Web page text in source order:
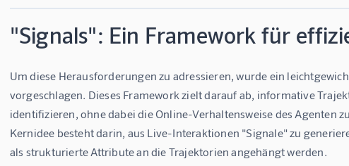
"Signals": Ein Framework für
Um diese Herausforderungen zu adressieren, wurde ein
vorgeschlagen. Dieses Framework zielt darauf ab, informative
identifizieren, ohne dabei die Online-Verhaltensweise des Agenten
Kernidee besteht darin, aus Live-Interaktionen "Signale" zu
als strukturierte Attribute an die Trajektorien angehängt werden.